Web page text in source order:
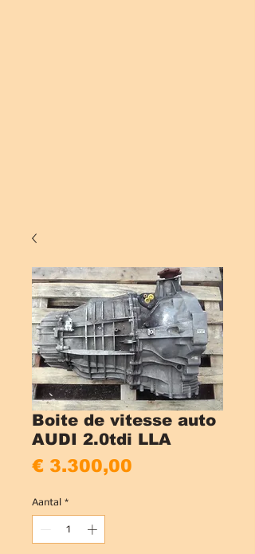
Boite de vitesse auto
AUDI 2.0tdi LLA
€ 3.300,00
Aantal *